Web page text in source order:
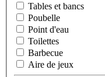
Tables et bancs
Poubelle
Point d'eau
Toilettes
Barbecue
Aire de jeux